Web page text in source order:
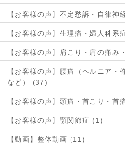
【お客様の声】不定愁訴・自律神
【お客様の声】生理痛・婦人科系
【お客様の声】肩こり・肩の痛み
【お客様の声】腰痛（ヘルニア・
など） (37)
【お客様の声】頭痛・首こり・首
【お客様の声】顎関節症 (1)
【動画】整体動画 (11)